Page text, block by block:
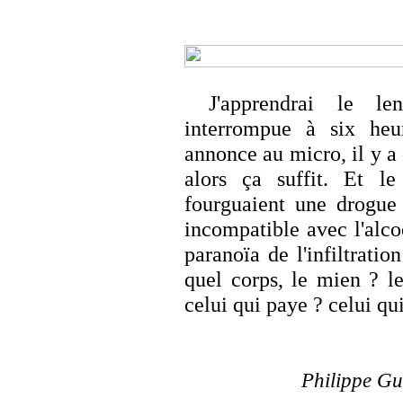
J'apprendrai le
interrompue à six
annonce au micro, il y a
alors ça suffit. Et le
fourguaient une
incompatible avec
paranoïa de
quel corps, le mien ?
celui qui paye ? celui
Philippe